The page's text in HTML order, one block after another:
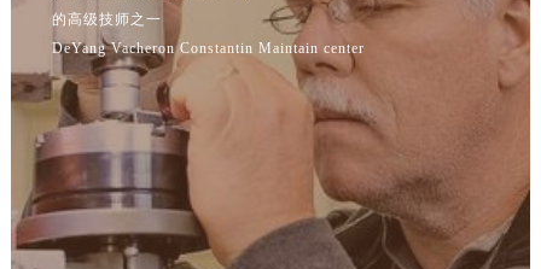
的高级技师之一
DeYang Vacheron Constantin Maintain center